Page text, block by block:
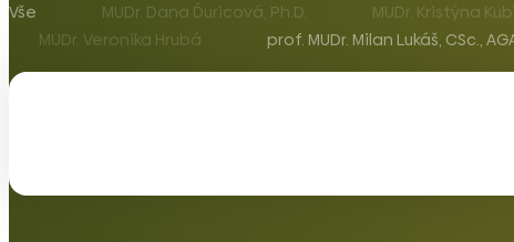
Vše MUDr. Dana Ďuricová, Ph.D. MUDr. Kristýna
MUDr. Veronika Hrubá
prof. MUDr. Milan Lukáš, CSc.,